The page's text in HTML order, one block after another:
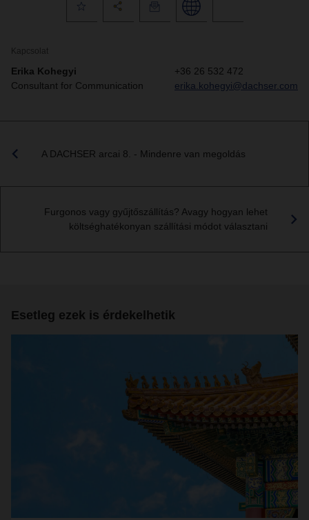
Kapcsolat
Erika Kohegyi
Consultant for Communication
+36 26 532 472
erika.kohegyi@dachser.com
A DACHSER arcai 8. - Mindenre van megoldás
Furgonos vagy gyűjtőszállítás? Avagy hogyan lehet
költséghatékonyan szállítási módot választani
Esetleg ezek is érdekelhetik